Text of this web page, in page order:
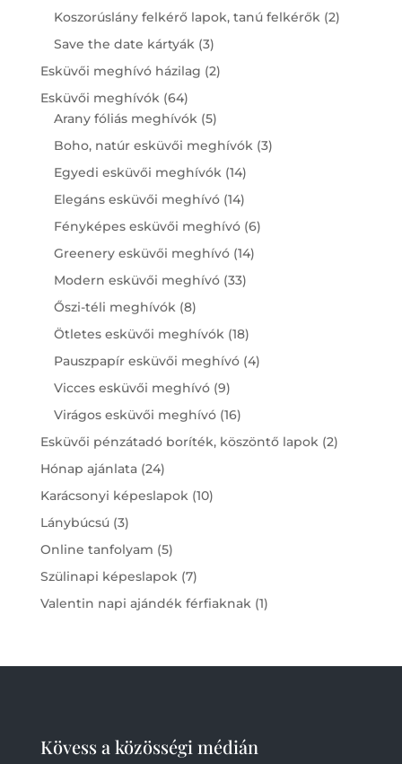
products
Koszorúslány felkérő lapok, tanú felkérők 22
Save the date kártyák 33
products
Esküvői meghívó házilag 22
Esküvői meghívók 6464
products
Arany fóliás meghívók 55
products
Boho, natúr esküvői meghívók 33
Egyedi esküvői meghívók 1414
products
Elegáns esküvői meghívó 1414
products
Fényképes esküvői meghívó 66
Greenery esküvői meghívó 1414
Modern esküvői meghívó 3333
Őszi-téli meghívók 88
products
Ötletes esküvői meghívók 1818
products
Pauszpapír esküvői meghívó 44
Vicces esküvői meghívó 99
products
Virágos esküvői meghívó 1616
products
Esküvői pénzátadó boríték, köszöntő lapok 22
Hónap ajánlata 2424
products
Karácsonyi képeslapok 1010
Lánybúcsú 33
products
Online tanfolyam 55
products
Szülinapi képeslapok 77
products
Valentin napi ajándék férfiaknak 11
Kövess a közösségi médián